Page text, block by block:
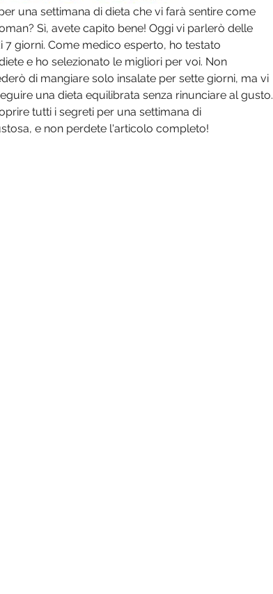
una settimana di dieta che vi farà sentire come
Sì, avete capito bene! Oggi vi parlerò delle
7 giorni. Come medico esperto, ho testato
e ho selezionato le migliori per voi. Non
di mangiare solo insalate per sette giorni, ma vi
una dieta equilibrata senza rinunciare al gusto.
tutti i segreti per una settimana di
e non perdete l'articolo completo!